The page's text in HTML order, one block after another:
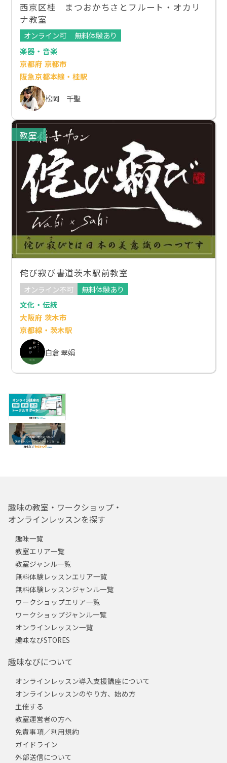
西京区桂 まつおかちさとフルート・オカリ
ナ教室
オンライン可
無料体験あり
楽器・音楽
京都府 京都市
阪急京都本線・桂駅
松岡 千聖
教室
侘び寂び書道茨木駅前教室
オンライン不可
無料体験あり
文化・伝統
大阪府 茨木市
京都線・茨木駅
白倉 翠娟
趣味の教室・ワークショップ・
オンラインレッスンを探す
趣味一覧
教室エリア一覧
教室ジャンル一覧
無料体験レッスンエリア一覧
無料体験レッスンジャンル一覧
ワークショップエリア一覧
ワークショップジャンル一覧
オンラインレッスン一覧
趣味なびSTORES
趣味なびについて
オンラインレッスン導入支援講座について
オンラインレッスンのやり方、始め方
主催する
教室運営者の方へ
免責事項／利用規約
ガイドライン
外部送信について